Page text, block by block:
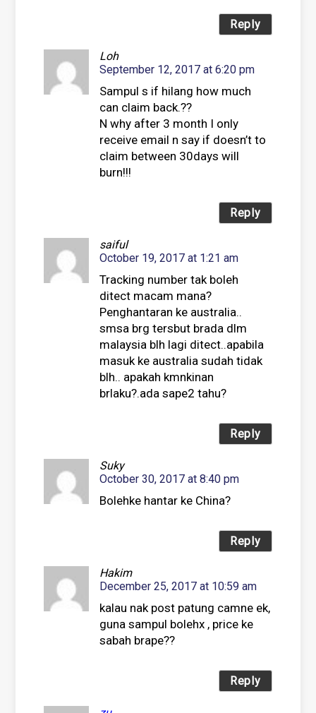
Reply
Loh
September 12, 2017 at 6:20 pm
Sampul s if hilang how much
can claim back.??
N why after 3 month I only
receive email n say if doesn’t to
claim between 30days will
burn!!!
Reply
saiful
October 19, 2017 at 1:21 am
Tracking number tak boleh
ditect macam mana?
Penghantaran ke australia..
smsa brg tersbut brada dlm
malaysia blh lagi ditect..apabila
masuk ke australia sudah tidak
blh.. apakah kmnkinan
brlaku?.ada sape2 tahu?
Reply
Suky
October 30, 2017 at 8:40 pm
Bolehke hantar ke China?
Reply
Hakim
December 25, 2017 at 10:59 am
kalau nak post patung camne ek,
guna sampul bolehx , price ke
sabah brape??
Reply